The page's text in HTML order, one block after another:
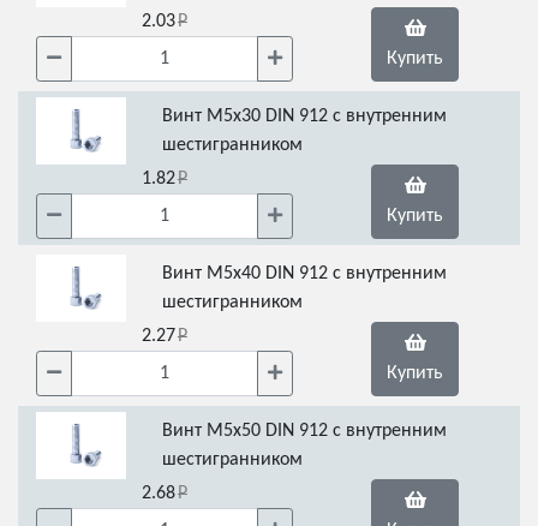
2.03
Купить
Винт М5х30 DIN 912 с внутренним
шестигранником
1.82
Купить
Винт М5х40 DIN 912 с внутренним
шестигранником
2.27
Купить
Винт М5х50 DIN 912 с внутренним
шестигранником
2.68